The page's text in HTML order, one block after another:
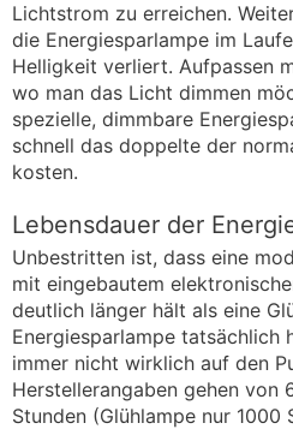
Lichtstrom zu erreichen.
die Energiesparlampe im
Helligkeit verliert. Aufpassen
wo man das Licht dimmen
spezielle, dimmbare
schnell das doppelte der
kosten.
Lebensdauer der
Unbestritten ist, dass eine
mit eingebautem
deutlich länger hält als eine
Energiesparlampe tatsächlich
immer nicht wirklich auf den
Herstellerangaben gehen von
Stunden (Glühlampe nur 1000